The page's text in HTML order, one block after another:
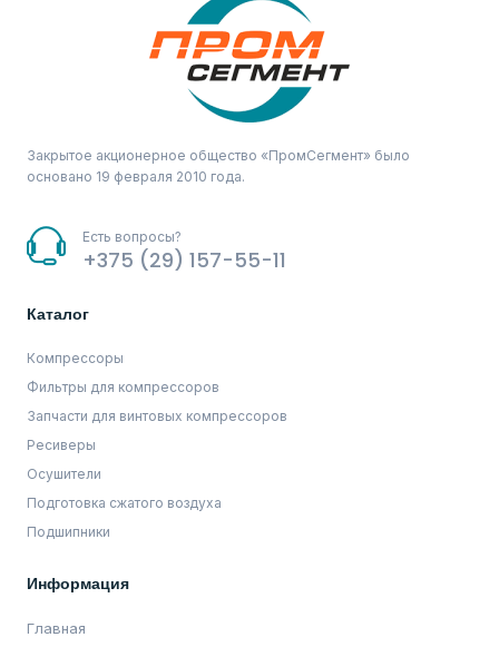
Закрытое акционерное общество «ПромСегмент» было
основано 19 февраля 2010 года.
Есть вопросы?
+375 (29) 157-55-11
Каталог
Компрессоры
Фильтры для компрессоров
Запчасти для винтовых компрессоров
Ресиверы
Осушители
Подготовка сжатого воздуха
Подшипники
Информация
Главная